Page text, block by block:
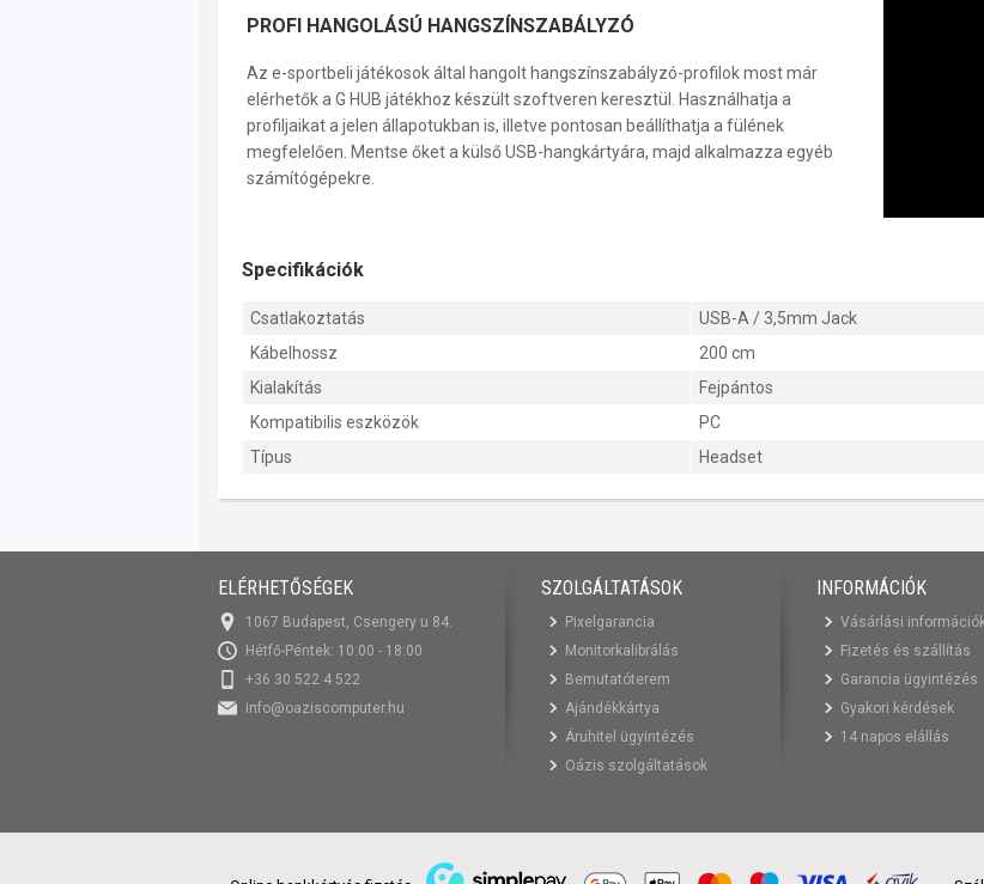
PROFI HANGOLÁSÚ HANGSZÍNSZABÁLYZÓ
Az e-sportbeli játékosok által hangolt hangszínszabályzó-profilok most már
elérhetők a G HUB játékhoz készült szoftveren keresztül. Használhatja a
profiljaikat a jelen állapotukban is, illetve pontosan beállíthatja a fülének
megfelelően. Mentse őket a külső USB-hangkártyára, majd alkalmazza egyéb
számítógépekre.
Specifikációk
Csatlakoztatás
USB-A / 3,5mm Jack
Kábelhossz
200 cm
Kialakítás
Fejpántos
Kompatibilis eszközök
PC
Típus
Headset
ELÉRHETŐSÉGEK
1067 Budapest, Csengery u 84.
Hétfő-Péntek: 10:00 - 18:00
+36 30 522 4 522
info@oaziscomputer.hu
SZOLGÁLTATÁSOK
Pixelgarancia
Monitorkalibrálás
Bemutatóterem
Ajándékkártya
Áruhitel ügyintézés
Oázis szolgáltatások
INFORMÁCIÓK
Vásárlási
Fizetés és szállítás
Garancia ügyintézés
Gyakori kérdések
14 napos elállás